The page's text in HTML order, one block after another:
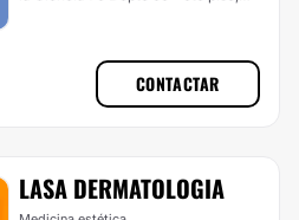
CONTACTAR
LASA DERMATOLOGIA